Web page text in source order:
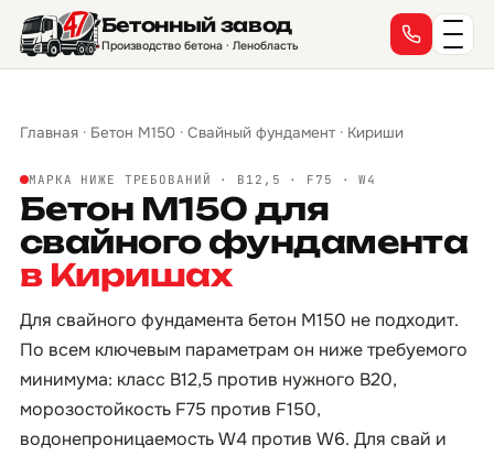
Бетонный завод
Производство бетона · Ленобласть
Главная · Бетон М150 · Свайный фундамент · Кириши
МАРКА НИЖЕ ТРЕБОВАНИЙ · B12,5 · F75 · W4
Бетон М150 для
свайного фундамента
в Киришах
Для свайного фундамента бетон М150 не подходит.
По всем ключевым параметрам он ниже требуемого
минимума: класс B12,5 против нужного B20,
морозостойкость F75 против F150,
водонепроницаемость W4 против W6. Для свай и